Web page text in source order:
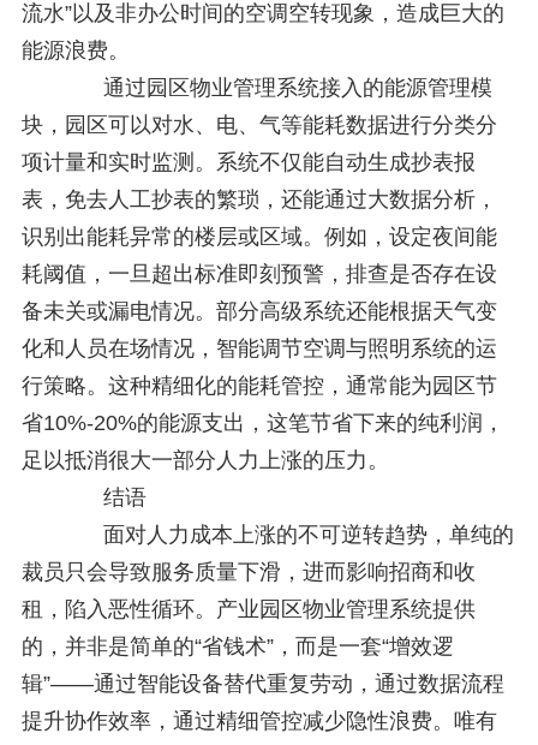
流水”以及非办公时间的空调空转现象，造成巨大的
能源浪费。
通过园区物业管理系统接入的能源管理模
块，园区可以对水、电、气等能耗数据进行分类分
项计量和实时监测。系统不仅能自动生成抄表报
表，免去人工抄表的繁琐，还能通过大数据分析，
识别出能耗异常的楼层或区域。例如，设定夜间能
耗阈值，一旦超出标准即刻预警，排查是否存在设
备未关或漏电情况。部分高级系统还能根据天气变
化和人员在场情况，智能调节空调与照明系统的运
行策略。这种精细化的能耗管控，通常能为园区节
省10%-20%的能源支出，这笔节省下来的纯利润，
足以抵消很大一部分人力上涨的压力。
结语
面对人力成本上涨的不可逆转趋势，单纯的
裁员只会导致服务质量下滑，进而影响招商和收
租，陷入恶性循环。产业园区物业管理系统提供
的，并非是简单的“省钱术”，而是一套“增效逻
辑”——通过智能设备替代重复劳动，通过数据流程
提升协作效率，通过精细管控减少隐性浪费。唯有